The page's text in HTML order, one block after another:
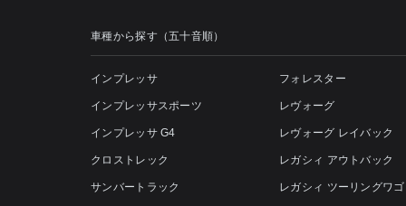
車種から探す（五十音順）
インプレッサ
インプレッサスポーツ
インプレッサ G4
クロストレック
サンバートラック
フォレスター
レヴォーグ
レヴォーグ レイバック
レガシィ アウトバック
レガシィ ツーリングワ